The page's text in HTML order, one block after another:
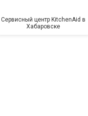
Сервисный центр KitchenAid в
Хабаровске